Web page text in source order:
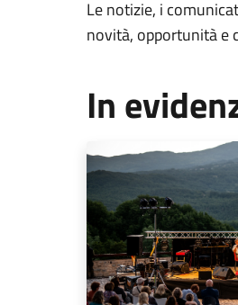
Le notizie, i
novità, opportunità e
In